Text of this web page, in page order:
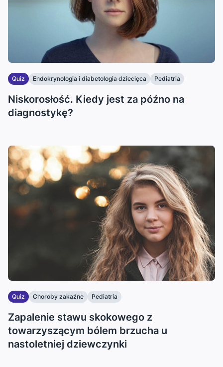
Quiz Endokrynologia i diabetologia dziecięca Pediatria
Niskorosłość. Kiedy jest za późno na
diagnostykę?
Quiz Choroby zakaźne Pediatria
Zapalenie stawu skokowego z
towarzyszącym bólem brzucha u
nastoletniej dziewczynki